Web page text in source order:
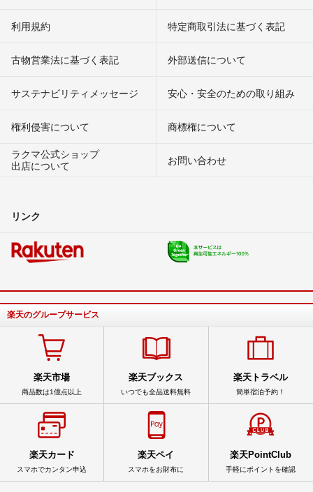
利用規約 特定商取引法に基づく表記
古物営業法に基づく表記 外部送信について
サステナビリティメッセージ 安心・安全のための取り組み
権利侵害について
商標権について
ラクマ公式ショップ
出店について
お問い合わせ
リンク
楽天のグループサービス
楽天市場
商品数は1億点以上
楽天ブックス
いつでも全品送料無料
楽天トラベル
簡単宿泊予約！
楽天カード
スマホでカンタン申込
楽天ペイ
スマホをお財布に
楽天PointClub
手軽にポイントを確認